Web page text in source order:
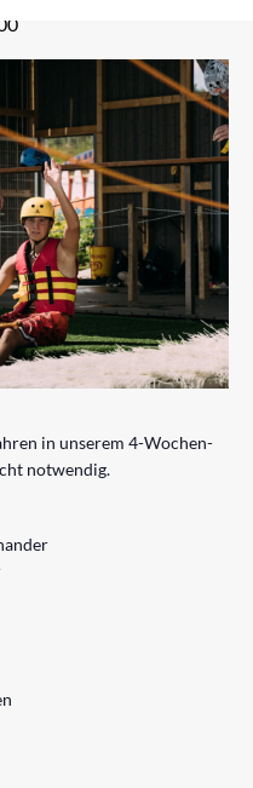
in unserem 4-Wochen-
notwendig.